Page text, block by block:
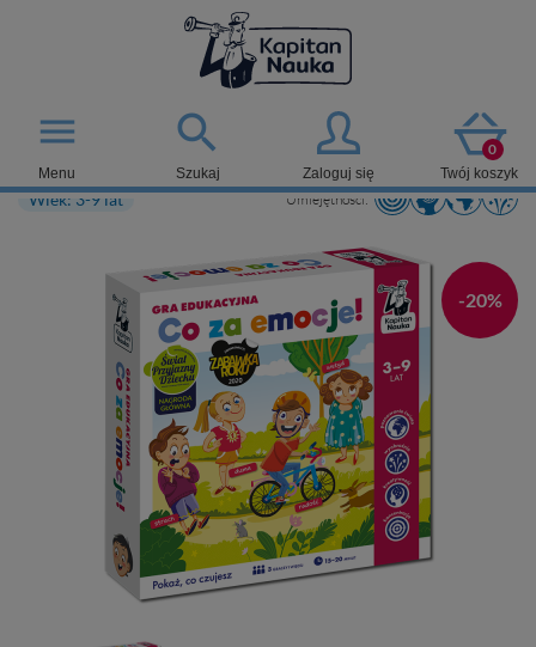

Szukaj Zaloguj się
0
Twój koszyk
menu
Menu
Wiek: 3-9 lat Umiejętności:
-20%